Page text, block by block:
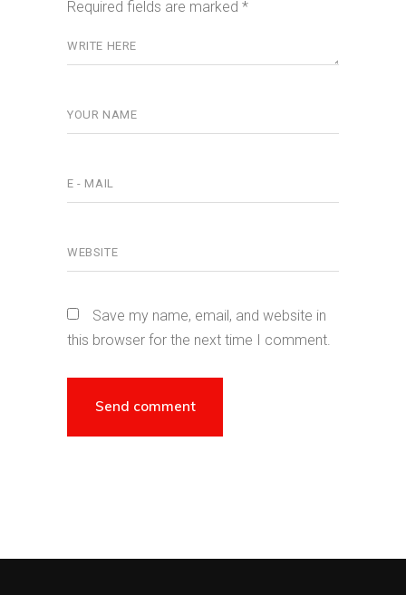
Required fields are marked *
Save my name, email, and website in
this browser for the next time I comment.